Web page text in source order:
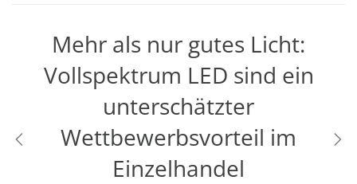
Mehr als nur gutes Licht:
Vollspektrum LED sind ein
unterschätzter
Wettbewerbsvorteil im
Einzelhandel